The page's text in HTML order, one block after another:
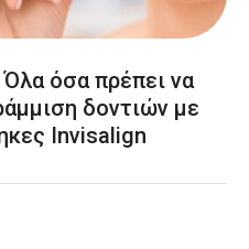
όσα πρέπει να
δοντιών με
Invisalign